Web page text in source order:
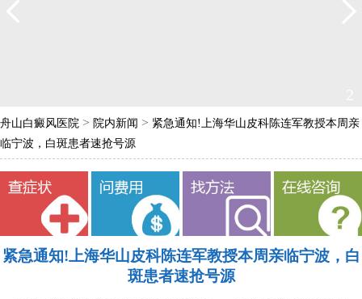
舟山白癜风医院 > 院内新闻 > 紧急通知!上海华山皮科陈连军教授本周亲
临宁波，白斑患者速抢号源
紧急通知!上海华山皮科陈连军教授本周亲临宁波，白
斑患者速抢号源